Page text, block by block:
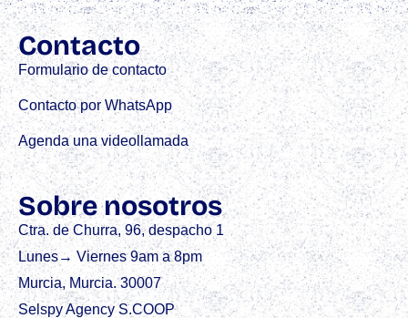
Contacto
Formulario de contacto
Contacto por WhatsApp
Agenda una videollamada
Sobre nosotros
Ctra. de Churra, 96, despacho 1
Lunes→ Viernes 9am a 8pm
Murcia, Murcia. 30007
Selspy Agency S.COOP